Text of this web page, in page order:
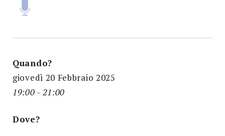
Quando?
giovedì 20 Febbraio 2025
19:00 - 21:00
Dove?